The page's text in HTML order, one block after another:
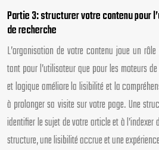
Partie 3: structurer votre contenu pour
de recherche
L’organisation de votre contenu joue un
tant pour l’utilisateur que pour les moteurs
et logique améliore la lisibilité et la
à prolonger sa visite sur votre page. Une
identifier le sujet de votre article et à l’indexer
structure, une lisibilité accrue et une